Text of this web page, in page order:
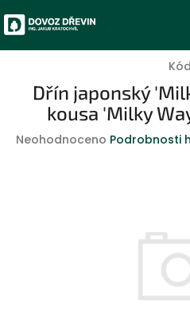
na
obsah
Dřín japonský
kousa 'Milky
Průměrné
Neohodnoceno Podrobnosti